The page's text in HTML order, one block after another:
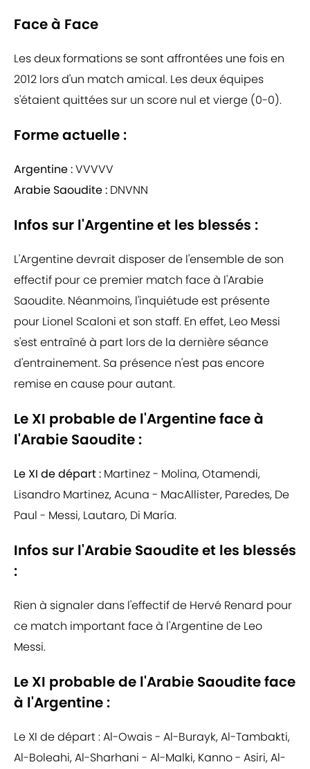
Face à Face
Les deux formations se sont affrontées une fois en
2012 lors d'un match amical. Les deux équipes
s'étaient quittées sur un score nul et vierge (0-0).
Forme actuelle :
Argentine :VVVVV
Arabie Saoudite : DNVNN
Infos sur l'Argentine et les blessés :
L'Argentine devrait disposer de l'ensemble de son
effectif pour ce premier match face à l'Arabie
Saoudite. Néanmoins, l'inquiétude est présente
pour Lionel Scaloni et son staff. En effet, Leo Messi
s'est entraîné à part lors de la dernière séance
d'entrainement. Sa présence n'est pas encore
remise en cause pour autant.
Le XI probable de l'Argentine face à
l'Arabie Saoudite :
Le XI de départ : Martinez - Molina, Otamendi,
Lisandro Martinez, Acuna - MacAllister, Paredes, De
Paul - Messi, Lautaro, Di María.
Infos sur l'Arabie Saoudite et les blessés
:
Rien à signaler dans l'effectif de Hervé Renard pour
ce match important face à l'Argentine de Leo
Messi.
Le XI probable de l'Arabie Saoudite face
à l'Argentine :
Le XI de départ : Al-Owais - Al-Burayk, Al-Tambakti,
Al-Boleahi, Al-Sharhani - Al-Malki, Kanno - Asiri, Al-